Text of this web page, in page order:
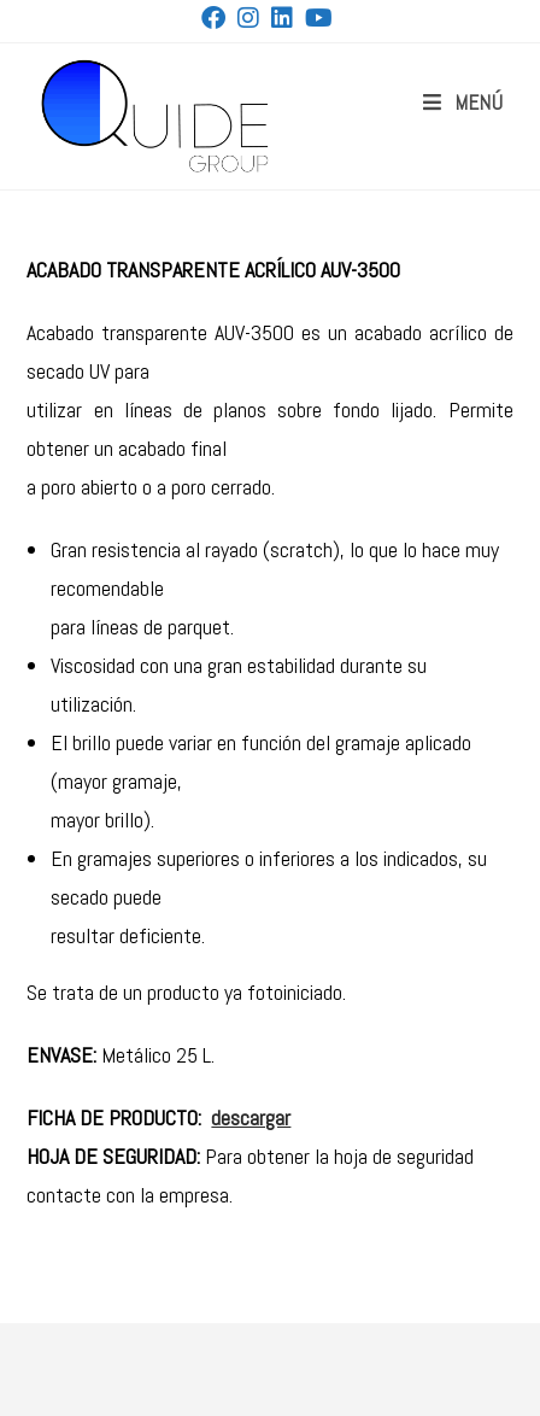
MENÚ
ACABADO TRANSPARENTE ACRÍLICO AUV-3500
Acabado transparente AUV-3500 es un acabado acrílico de
secado UV para
utilizar en líneas de planos sobre fondo lijado. Permite
obtener un acabado final
a poro abierto o a poro cerrado.
Gran resistencia al rayado (scratch), lo que lo hace muy
recomendable
para líneas de parquet.
Viscosidad con una gran estabilidad durante su
utilización.
El brillo puede variar en función del gramaje aplicado
(mayor gramaje,
mayor brillo).
En gramajes superiores o inferiores a los indicados, su
secado puede
resultar deficiente.
Se trata de un producto ya fotoiniciado.
ENVASE: Metálico 25 L.
FICHA DE PRODUCTO:descargar
HOJA DE SEGURIDAD: Para obtener la hoja de seguridad
contacte con la empresa.